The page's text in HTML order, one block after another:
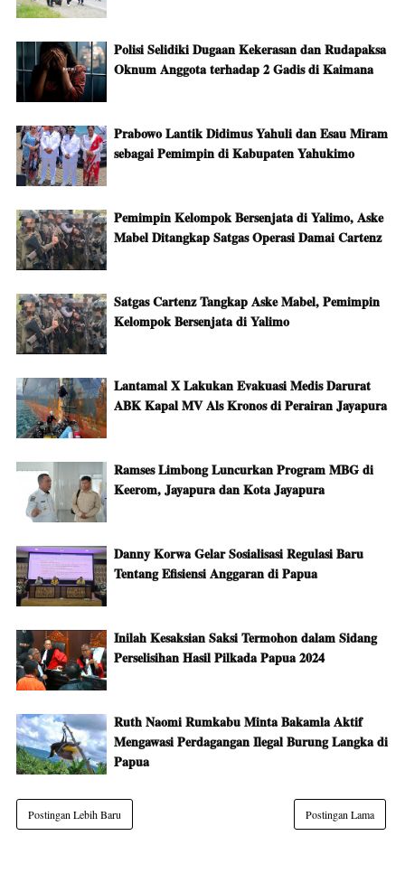
Polisi Selidiki Dugaan Kekerasan dan Rudapaksa
Oknum Anggota terhadap 2 Gadis di Kaimana
Prabowo Lantik Didimus Yahuli dan Esau Miram
sebagai Pemimpin di Kabupaten Yahukimo
Pemimpin Kelompok Bersenjata di Yalimo, Aske
Mabel Ditangkap Satgas Operasi Damai Cartenz
Satgas Cartenz Tangkap Aske Mabel, Pemimpin
Kelompok Bersenjata di Yalimo
Lantamal X Lakukan Evakuasi Medis Darurat
ABK Kapal MV Als Kronos di Perairan Jayapura
Ramses Limbong Luncurkan Program MBG di
Keerom, Jayapura dan Kota Jayapura
Danny Korwa Gelar Sosialisasi Regulasi Baru
Tentang Efisiensi Anggaran di Papua
Inilah Kesaksian Saksi Termohon dalam Sidang
Perselisihan Hasil Pilkada Papua 2024
Ruth Naomi Rumkabu Minta Bakamla Aktif
Mengawasi Perdagangan Ilegal Burung Langka di
Papua
Postingan Lebih Baru Postingan Lama